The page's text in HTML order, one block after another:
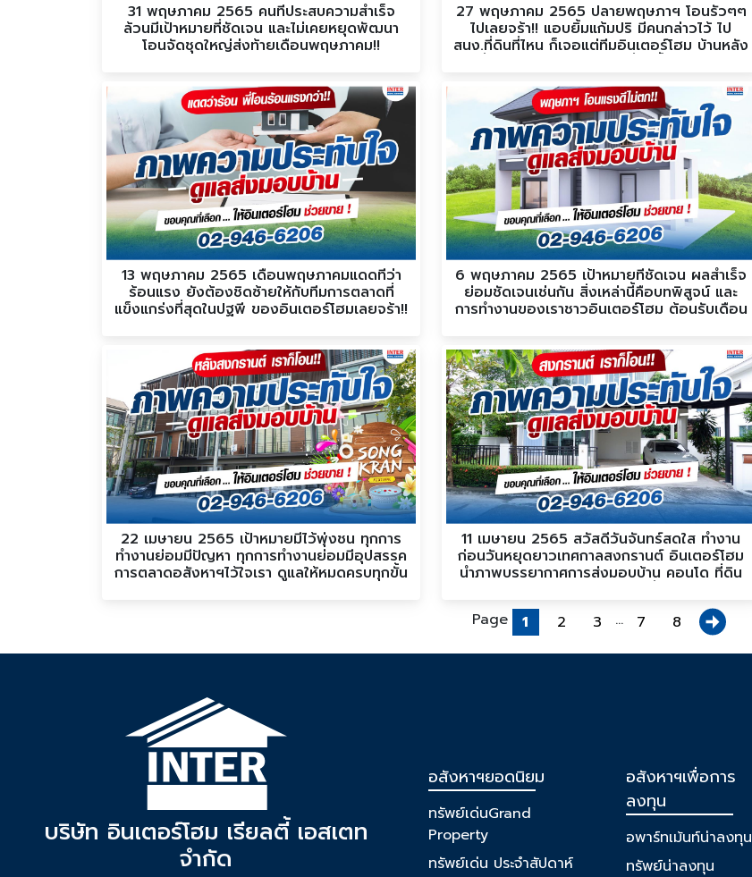
31 พฤษภาคม 2565 คนที่ประสบความสำเร็จ
ล้วนมีเป้าหมายที่ชัดเจน และไม่เคยหยุดพัฒนา
โอนจัดชุดใหญ่ส่งท้ายเดือนพฤษภาคม!!
27 พฤษภาคม 2565 ปลายพฤษภาฯ โอนรัวๆๆ
ไปเลยจร้า!! แอบยิ้มแก้มปริ มีคนกล่าวไว้ ไป
สนง.ที่ดินที่ไหน ก็เจอแต่ทีมอินเตอร์โฮม บ้านหลัง
13 พฤษภาคม 2565 เดือนพฤษภาคมแดดที่ว่า
ร้อนแรง ยังต้องชิดซ้ายให้กับทีมการตลาดที่
แข็งแกร่งที่สุดในปฐพี ของอินเตอร์โฮมเลยจร้า!!
6 พฤษภาคม 2565 เป้าหมายที่ชัดเจน ผลสำเร็จ
ย่อมชัดเจนเช่นกัน สิ่งเหล่านี้คือบทพิสูจน์ และ
การทำงานของเราชาวอินเตอร์โฮม ต้อนรับเดือน
22 เมษายน 2565 เป้าหมายมีไว้พุ่งชน ทุกการ
ทำงานย่อมมีปัญหา ทุกการทำงานย่อมมีอุปสรรค
การตลาดอสังหาฯไว้ใจเรา ดูแลให้หมดครบทุกขั้น
11 เมษายน 2565 สวัสดีวันจันทร์สดใส ทำงาน
ก่อนวันหยุดยาวเทศกาลสงกรานต์ อินเตอร์โฮม
นำภาพบรรยากาศการส่งมอบบ้าน คอนโด ที่ดิน
Page 1 2 3 ... 7 8
บริษัท อินเตอร์โฮม เรียลตี้ เอสเตท
จำกัด
อสังหาฯยอดนิยม
ทรัพย์เด่นGrand
Property
ทรัพย์เด่น ประจำสัปดาห์
อสังหาฯเพื่อการ
ลงทุน
อพาร์ทเม้นท์น่าลงทุน
ทรัพย์น่าลงทุน